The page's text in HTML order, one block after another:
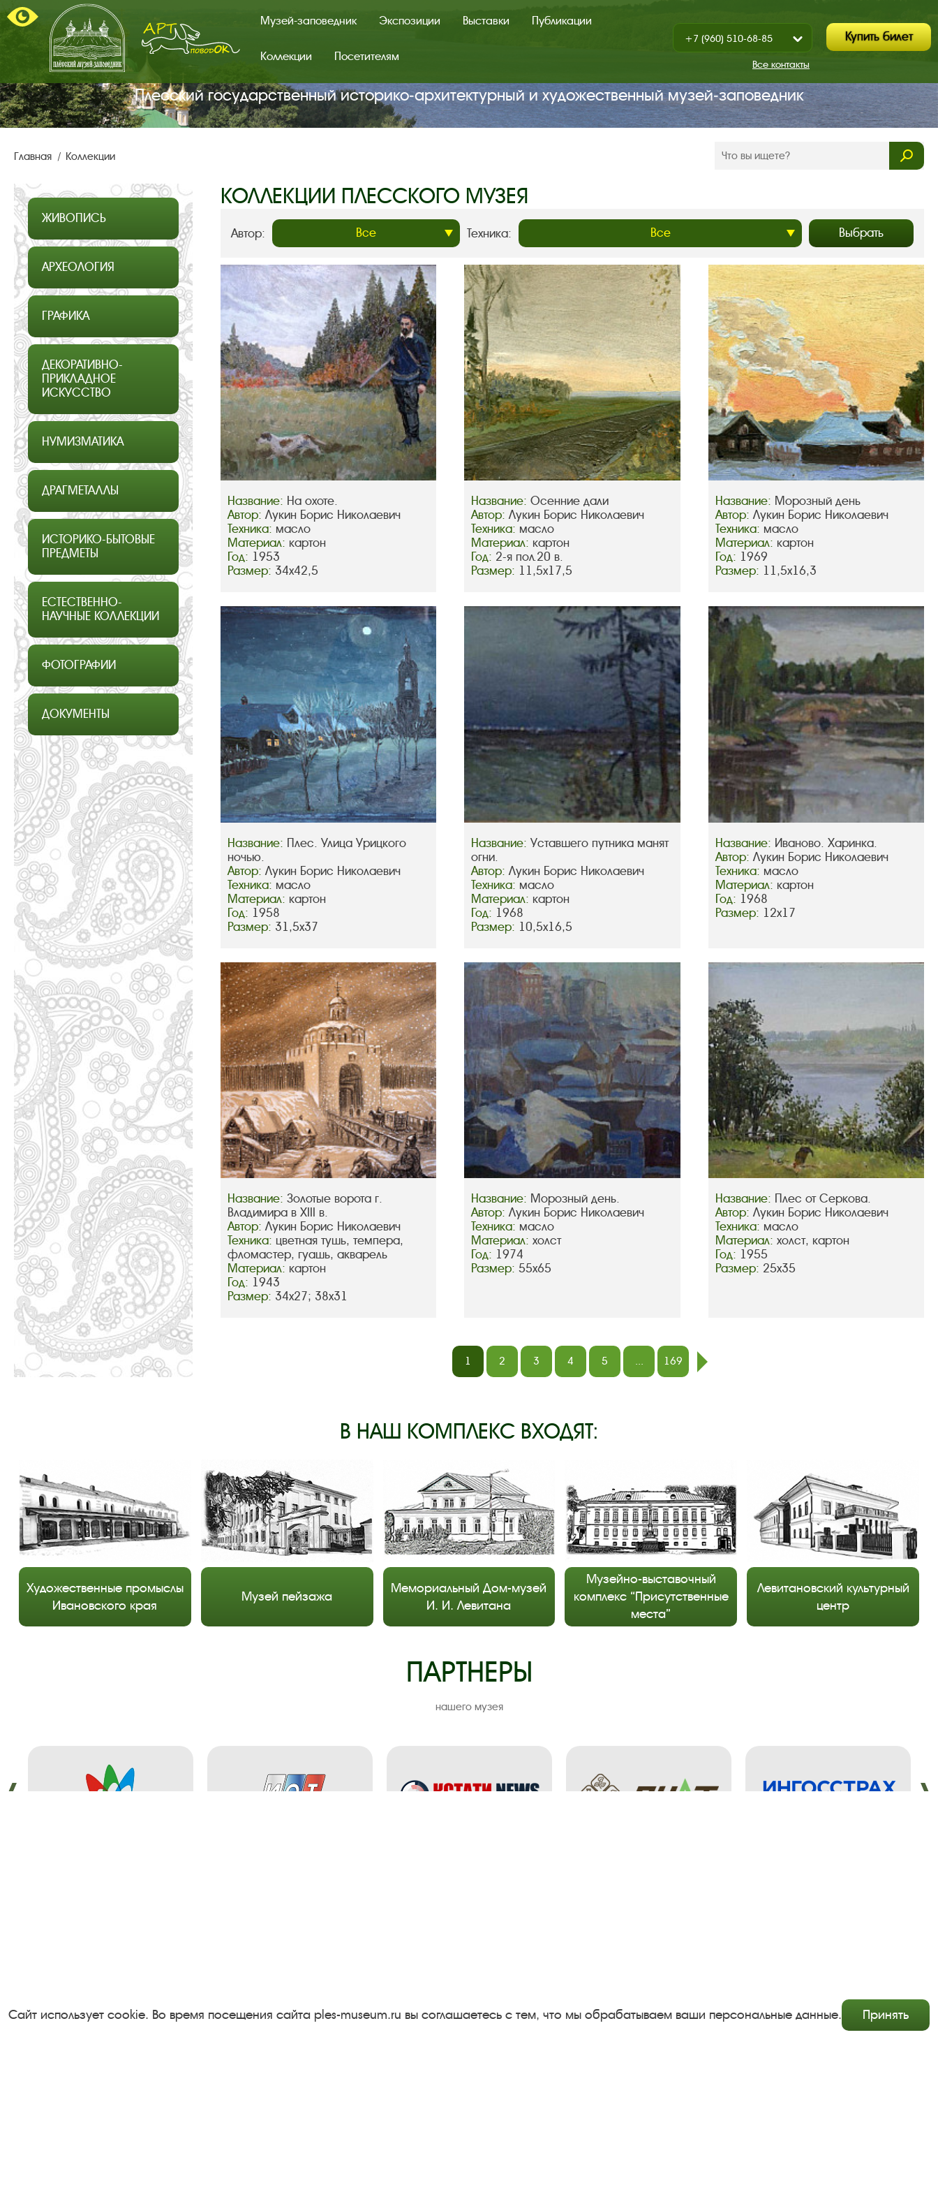
Главная
страница.
поводок.
Музей-заповедник Экспозиции Выставки Публикации
Коллекции Посетителям
Показать
/
Закрыть
+7 (960) 510-68-85
+7 (930) 347-67-70Все контакты
Купить билет
Плесский государственный историко‑архитектурный и художественный музей‑заповедник
Главная Коллекции
ЖИВОПИСЬ
АРХЕОЛОГИЯ
ГРАФИКА
ДЕКОРАТИВНО-
ПРИКЛАДНОЕ
ИСКУССТВО
НУМИЗМАТИКА
ДРАГМЕТАЛЛЫ
ИСТОРИКО-БЫТОВЫЕ
ПРЕДМЕТЫ
ЕСТЕСТВЕННО-
НАУЧНЫЕ КОЛЛЕКЦИИ
ФОТОГРАФИИ
ДОКУМЕНТЫ
КОЛЛЕКЦИИ ПЛЕССКОГО МУЗЕЯ
Автор: Техника: Выбрать
Название: На охоте.
Автор: Лукин Борис Николаевич
Техника: масло
Материал: картон
Год: 1953
Размер: 34х42,5
Название:Осенние дали
Автор:Лукин Борис Николаевич
Техника: масло
Материал: картон
Год: 2-я пол.20 в.
Размер: 11,5х17,5
Название: Морозный день
Автор: Лукин Борис Николаевич
Техника: масло
Материал: картон
Год: 1969
Размер: 11,5х16,3
Название: Плес. Улица Урицкого
ночью.
Автор: Лукин Борис Николаевич
Техника: масло
Материал: картон
Год: 1958
Размер: 31,5х37
Название:Уставшего путника манят
огни.
Автор:Лукин Борис Николаевич
Техника: масло
Материал: картон
Год: 1968
Размер: 10,5х16,5
Название: Иваново. Харинка.
Автор: Лукин Борис Николаевич
Техника: масло
Материал: картон
Год: 1968
Размер: 12х17
Название: Золотые ворота г.
Владимира в XIII в.
Автор: Лукин Борис Николаевич
Техника: цветная тушь, темпера,
фломастер, гуашь, акварель
Материал: картон
Год: 1943
Размер: 34х27; 38х31
Название: Морозный день.
Автор:Лукин Борис Николаевич
Техника: масло
Материал:холст
Год: 1974
Размер:55х65
Название: Плес от Серкова.
Автор: Лукин Борис Николаевич
Техника: масло
Материал: холст, картон
Год: 1955
Размер: 25х35
1 2 3 4 5 ...
169
В НАШ КОМПЛЕКС ВХОДЯТ:
Художественные промыслы
Ивановского края
Музей пейзажа
Мемориальный Дом-музей
И. И. Левитана
Музейно-выставочный
комплекс “Присутственные
места”
Левитановский культурный
центр
ПАРТНЕРЫ
нашего музея
Посетителям
Турфирмам
Результаты независимой
Copyright © http://www.plyos.org
Сайт использует cookie. Во время посещения сайта ples-museum.ru вы соглашаетесь с тем, что мы обрабатываем ваши персональные данные. Принять